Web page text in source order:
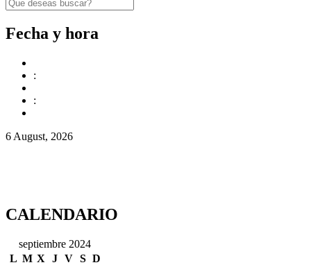
Fecha y hora
:
:
6 August, 2026
CALENDARIO
septiembre 2024
L M X J V S D